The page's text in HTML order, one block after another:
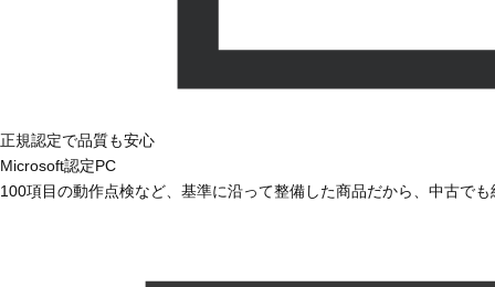
正規認定で品質も安心
Microsoft認定PC
100項目の動作点検など、基準に沿って整備した商品だから、中古で